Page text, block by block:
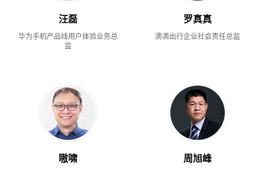
汪磊
华为手机产品线用户体验业务总
监
罗真真
滴滴出行企业社会责任总监
嗷啸 周旭峰